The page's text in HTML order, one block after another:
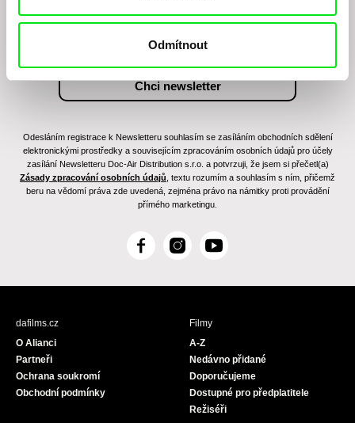
Odmítnout
Odesláním registrace k Newsletteru souhlasím se zasíláním obchodních sdělení
elektronickými prostředky a souvisejícím zpracováním osobních údajů pro účely
zasílání Newsletteru Doc-Air Distribution s.r.o. a potvrzuji, že jsem si přečetl(a)
Zásady zpracování osobních údajů , textu rozumím a souhlasím s ním, přičemž
beru na vědomí práva zde uvedená, zejména právo na námitky proti provádění
přímého marketingu.
F
c
I
s
Y
u
dafilms.cz
O Alianci
Partneři
Ochrana soukromí
Obchodní podmínky
Filmy
A-Z
Nedávno přidané
Doporučujeme
Dostupné pro předplatitele
Režiséři